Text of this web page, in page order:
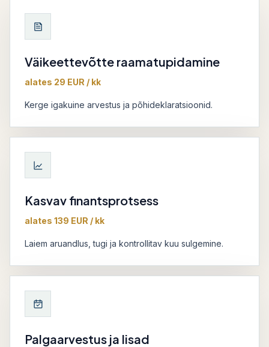
Väikeettevõtte raamatupidamine
alates 29 EUR / kk
Kerge igakuine arvestus ja põhideklaratsioonid.
Kasvav finantsprotsess
alates 139 EUR / kk
Laiem aruandlus, tugi ja kontrollitav kuu sulgemine.
Palgaarvestus ja lisad